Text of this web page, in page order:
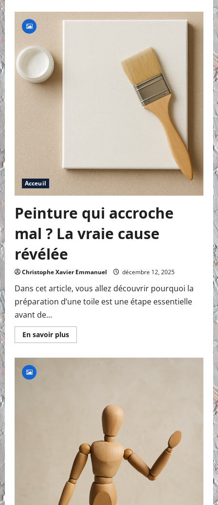
Les
secrets
Acceuil
Peinture qui accroche
mal ? La vraie cause
révélée
Christophe Xavier Emmanuel décembre 12, 2025
Dans cet article, vous allez découvrir pourquoi la
préparation d’une toile est une étape essentielle
avant de...
En savoir plusEn
savoir